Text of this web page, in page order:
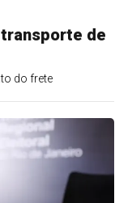
de
do frete